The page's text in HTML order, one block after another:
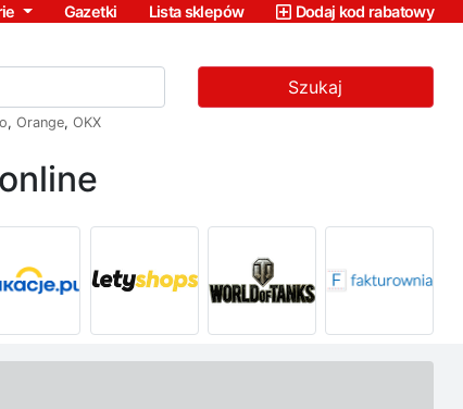
Gazetki Lista sklepów Dodaj kod rabatowy
Szukaj
, Orange, OKX